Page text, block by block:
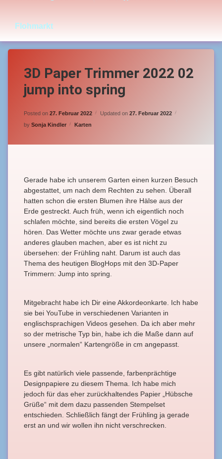
Flohmarkt
3D Paper Trimmer 2022 02
jump into spring
Posted on 27. Februar 2022 Updated on 27. Februar 2022
by Sonja Kindler Categories:
Karten
Gerade habe ich unserem Garten einen kurzen Besuch
abgestattet, um nach dem Rechten zu sehen. Überall
hatten schon die ersten Blumen ihre Hälse aus der
Erde gestreckt. Auch früh, wenn ich eigentlich noch
schlafen möchte, sind bereits die ersten Vögel zu
hören. Das Wetter möchte uns zwar gerade etwas
anderes glauben machen, aber es ist nicht zu
übersehen: der Frühling naht. Darum ist auch das
Thema des heutigen BlogHops mit den 3D-Paper
Trimmern: Jump into spring.
Mitgebracht habe ich Dir eine Akkordeonkarte. Ich habe
sie bei YouTube in verschiedenen Varianten in
englischsprachigen Videos gesehen. Da ich aber mehr
so der metrische Typ bin, habe ich die Maße dann auf
unsere „normalen“ Kartengröße in cm angepasst.
Es gibt natürlich viele passende, farbenprächtige
Designpapiere zu diesem Thema. Ich habe mich
jedoch für das eher zurückhaltendes Papier „Hübsche
Grüße“ mit dem dazu passenden Stempelset
entschieden. Schließlich fängt der Frühling ja gerade
erst an und wir wollen ihn nicht verschrecken.